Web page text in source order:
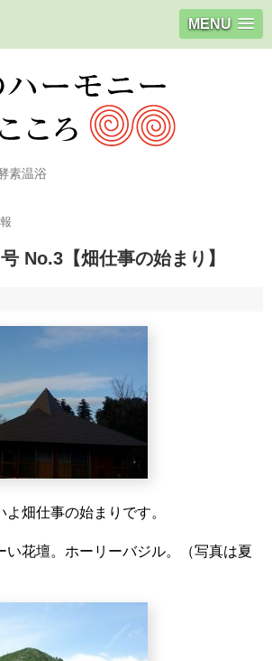
MENU
素温浴
No.3【畑仕事の始まり】
畑仕事の始まりです。
い花壇。ホーリーバジル。（写真は夏